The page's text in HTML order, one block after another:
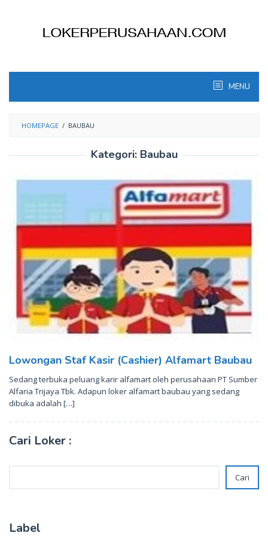
MENU
HOMEPAGE / BAUBAU
Kategori: Baubau
Lowongan Staf Kasir (Cashier) Alfamart Baubau
Sedang terbuka peluang karir alfamart oleh perusahaan PT Sumber
Alfaria Trijaya Tbk. Adapun loker alfamart baubau yang sedang
dibuka adalah […]
Cari Loker :
Cari
Label